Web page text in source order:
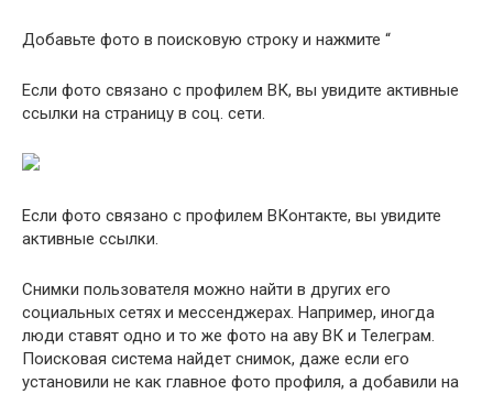
Добавьте фото в поисковую строку и нажмите “
Если фото связано с профилем ВК, вы увидите активные
ссылки на страницу в соц. сети.
Если фото связано с профилем ВКонтакте, вы увидите
активные ссылки.
Снимки пользователя можно найти в других его
социальных сетях и мессенджерах. Например, иногда
люди ставят одно и то же фото на аву ВК и Телеграм.
Поисковая система найдет снимок, даже если его
установили не как главное фото профиля, а добавили на